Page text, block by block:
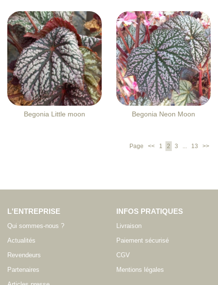
Begonia Little moon Begonia Neon Moon
Page << 1 2 3 ... 13 >>
L'ENTREPRISE
Qui sommes-nous ?
Actualités
Revendeurs
Partenaires
INFOS PRATIQUES
Livraison
Paiement sécurisé
CGV
Mentions légales